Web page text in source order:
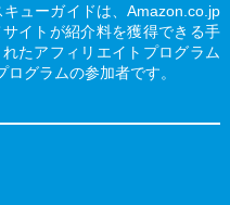
ューガイドは、Amazon.co.jp
イトが紹介料を獲得できる手
たアフィリエイトプログラム
グラムの参加者です。